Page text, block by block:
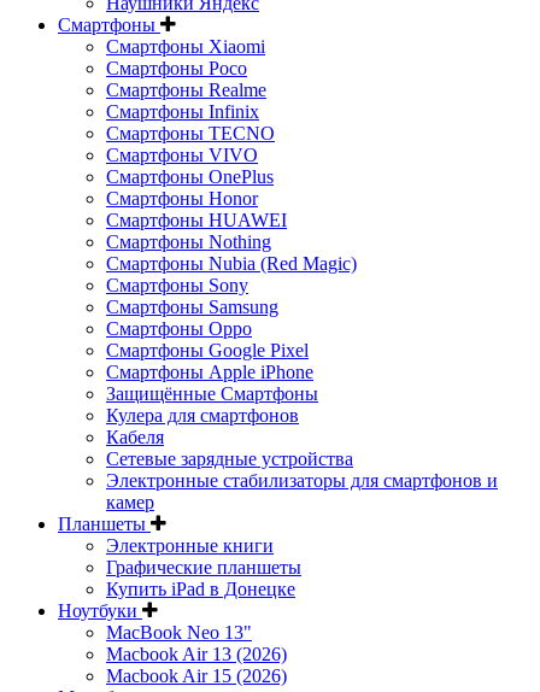
Смартфоны
Смартфоны Xiaomi
Смартфоны Poco
Смартфоны Realme
Смартфоны Infinix
Смартфоны TECNO
Смартфоны VIVO
Смартфоны OnePlus
Смартфоны Honor
Смартфоны HUAWEI
Смартфоны Nothing
Смартфоны Nubia (Red Magic)
Смартфоны Sony
Смартфоны Samsung
Смартфоны Oppo
Смартфоны Google Pixel
Смартфоны Apple iPhone
Защищённые Смартфоны
Кулера для смартфонов
Кабеля
Сетевые зарядные устройства
Электронные стабилизаторы для смартфонов и
камер
Планшеты
Электронные книги
Графические планшеты
Купить iPad в Донецке
Ноутбуки
MacBook Neo 13"
Macbook Air 13 (2026)
Macbook Air 15 (2026)